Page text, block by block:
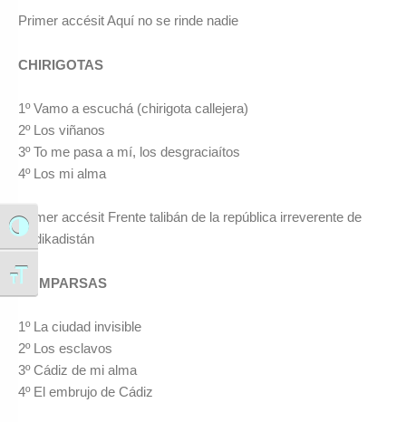
Alternar alto contraste
Alternar tamaño de letra
Primer accésit Aquí no se rinde nadie
CHIRIGOTAS
1º Vamo a escuchá (chirigota callejera)
2º Los viñanos
3º To me pasa a mí, los desgraciaítos
4º Los mi alma
Primer accésit Frente talibán de la república irreverente de
Kadikadistán
COMPARSAS
1º La ciudad invisible
2º Los esclavos
3º Cádiz de mi alma
4º El embrujo de Cádiz